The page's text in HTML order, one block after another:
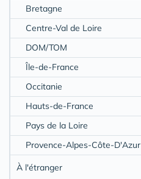
Bretagne
Centre-Val de Loire
DOM/TOM
Île-de-France
Occitanie
Hauts-de-France
Pays de la Loire
Provence-Alpes-Côte-D'Azur
À l'étranger